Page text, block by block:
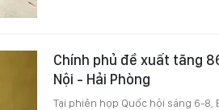
Chính phủ đề xuất tăng
Nội - Hải Phòng
Tại phiên họp Quốc hội sáng 6-